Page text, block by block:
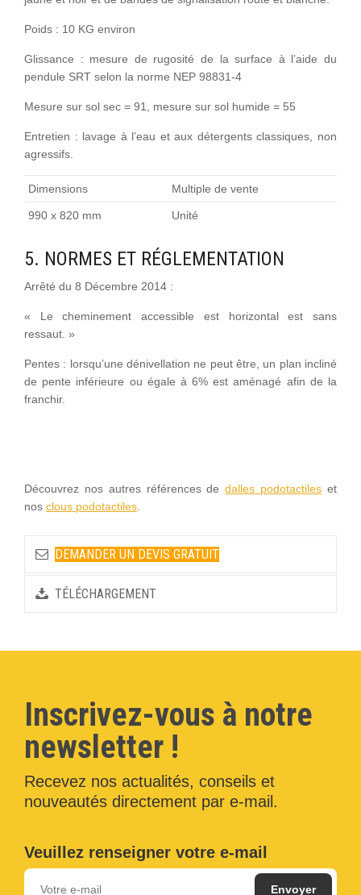
Poids : 10 KG environ
Glissance : mesure de rugosité de la surface à l’aide du
pendule SRT selon la norme NEP 98831-4
Mesure sur sol sec = 91, mesure sur sol humide = 55
Entretien : lavage à l’eau et aux détergents classiques, non
agressifs.
Dimensions Multiple de vente
990 x 820 mm Unité
5. NORMES ET RÉGLEMENTATION
Arrêté du 8 Décembre 2014 :
« Le cheminement accessible est horizontal est sans
ressaut. »
Pentes : lorsqu’une dénivellation ne peut être, un plan incliné
de pente inférieure ou égale à 6% est aménagé afin de la
franchir.
Découvrez nos autres références dedalles podotactiles et
nos clous podotactiles.
DEMANDER UN DEVIS GRATUIT
TÉLÉCHARGEMENT
Inscrivez-vous à notre
newsletter !
Recevez nos actualités, conseils et
nouveautés directement par e-mail.
Veuillez renseigner votre e-mail